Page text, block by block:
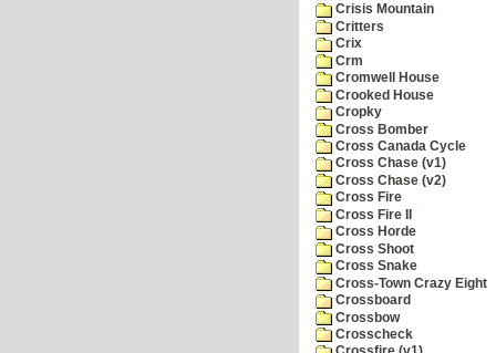
Crisis Mountain
Critters
Crix
Crm
Cromwell House
Crooked House
Cropky
Cross Bomber
Cross Canada Cycle
Cross Chase (v1)
Cross Chase (v2)
Cross Fire
Cross Fire II
Cross Horde
Cross Shoot
Cross Snake
Cross-Town Crazy Eight
Crossboard
Crossbow
Crosscheck